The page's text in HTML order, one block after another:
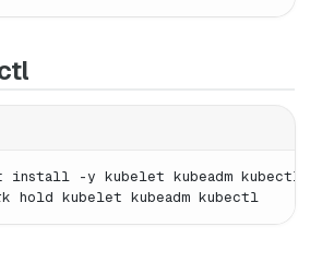
install -y kubelet kubeadm kubectl
hold kubelet kubeadm kubectl